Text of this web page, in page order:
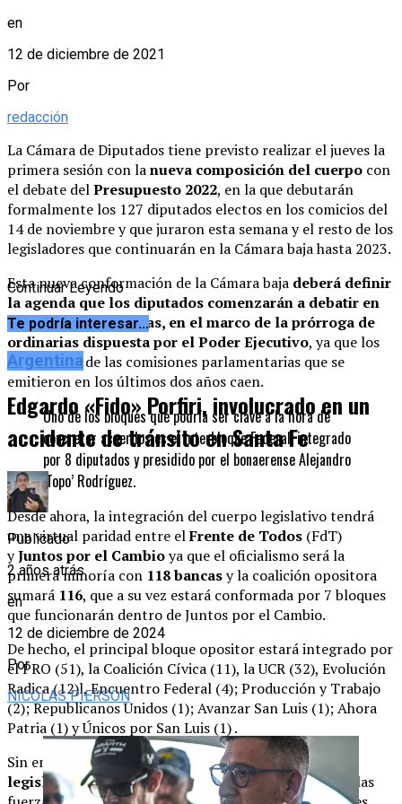
en
12 de diciembre de 2021
Por
redacción
La Cámara de Diputados tiene previsto realizar el jueves la
primera sesión con lanueva composición del cuerpo con
el debate delPresupuesto 2022, en la que debutarán
formalmente los 127 diputados electos en los comicios del
14 de noviembre y que juraron esta semana y el resto de los
legisladores que continuarán en la Cámara baja hasta 2023.
Esta nueva conformación de la Cámara baja deberá definir
la agenda que los diputados comenzarán a debatir en
las próximas semanas, en el marco de la prórroga de
ordinarias dispuesta por el Poder Ejecutivo, ya que los
dictámenes de las comisiones parlamentarias que se
emitieron en los últimos dos años caen.
Uno de los bloques que podría ser clave a la hora de
concretar acuerdos es el Interbloque Federal, integrado
por 8 diputados y presidido por el bonaerense Alejandro
‘Topo’ Rodríguez.
Desde ahora, la integración del cuerpo legislativo tendrá
una virtual paridad entre elFrente de Todos (FdT)
yJuntos por el Cambioya que el oficialismo será la
primera minoría con 118 bancasy la coalición opositora
sumará 116, que a su vez estará conformada por 7 bloques
que funcionarán dentro de Juntos por el Cambio.
De hecho, el principal bloque opositor estará integrado por
el PRO (51), la Coalición Cívica (11), la UCR (32), Evolución
Radica (12)l, Encuentro Federal (4); Producción y Trabajo
(2); Republicanos Unidos (1); Avanzar San Luis (1); Ahora
Patria (1) y Únicos por San Luis (1) .
Sin embargo, también tendrán un rol central los
legisladores del resto de las bancadas , en especial las
Continuar Leyendo
Te podría interesar...
Argentina
Edgardo «Fido» Porfiri, involucrado en un
accidente de tránsito en Santa Fe
Publicado
2 años atrás
en
12 de diciembre de 2024
Por
NICOLAS PIERSON